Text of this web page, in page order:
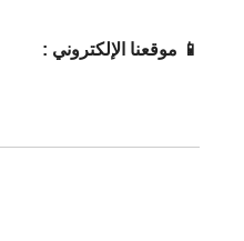
📱 موقعنا الإلكتروني :